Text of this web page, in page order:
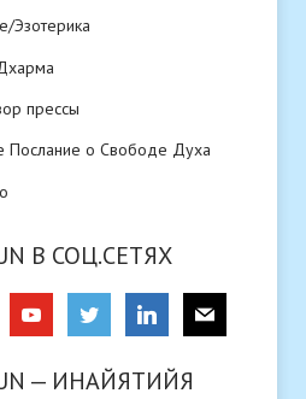
Эзотерика
прессы
Послание о Свободе Духа
В СОЦ.СЕТЯХ
— ИНАЙЯТИЙЯ